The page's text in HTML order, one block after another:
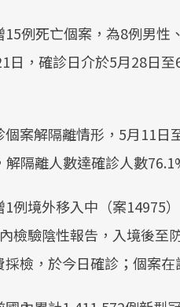
例死亡個案，為8例男
日，確診日介於5月28日
案解隔離情形，5月11日
隔離人數達確診人數
例境外移入中（案14975
檢驗陰性報告，入境後至
檢，於今日確診；個案